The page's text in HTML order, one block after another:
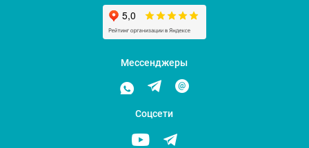
Мессенджеры
Соцсети